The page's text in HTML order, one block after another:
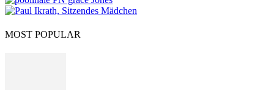
MOST POPULAR